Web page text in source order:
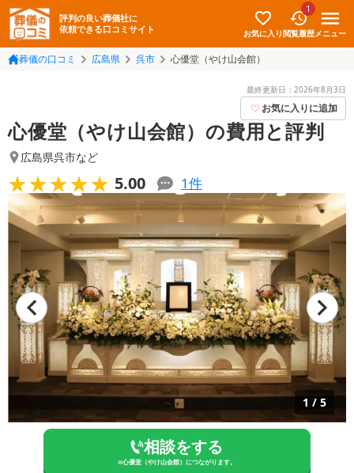
評判の良い葬儀社に
依頼できる口コミサイト
お気に入り
1
閲覧履歴メニュー
葬儀の口コミ 広島県 呉市 心優堂（やけ山会館）
最終更新日： 2026年8月3日
お気に入りに追加
心優堂（やけ山会館）の費用と評判
広島県呉市など
★★★★★
★★★★★ 5.00 1件
1 / 5
相談をする
※心優堂（やけ山会館） につながります。